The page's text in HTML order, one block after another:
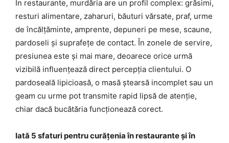
În restaurante, murdăria are un profil complex: grăsimi,
resturi alimentare, zaharuri, băuturi vărsate, praf, urme
de încălțăminte, amprente, depuneri pe mese, scaune,
pardoseli și suprafețe de contact. În zonele de servire,
presiunea este și mai mare, deoarece orice urmă
vizibilă influențează direct percepția clientului. O
pardoseală lipicioasă, o masă ștearsă incomplet sau un
geam cu urme pot transmite rapid lipsă de atenție,
chiar dacă bucătăria funcționează corect.
Iată 5 sfaturi pentru curățenia în restaurante și în